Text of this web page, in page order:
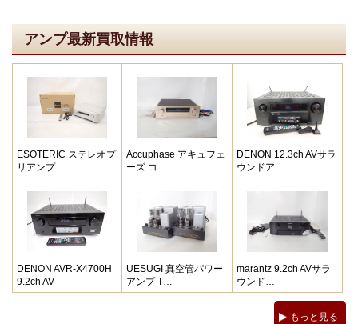
アンプ最新買取情報
ESOTERIC ステレオプ
リアンプ…
Accuphase アキュフェ
ーズ コ…
DENON 12.3ch AVサラ
ウンドア…
DENON AVR-X4700H
9.2ch AV
UESUGI 真空管パワー
アンプ T…
marantz 9.2ch AVサラ
ウンド…
もっと見る